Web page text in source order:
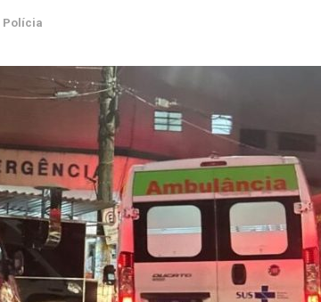
Polícia